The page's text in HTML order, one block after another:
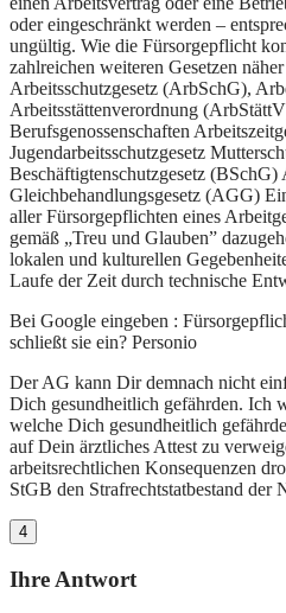
oder eingeschränkt werden –
ungültig. Wie die Fürsorgepflicht
zahlreichen weiteren Gesetzen
Arbeitsschutzgesetz (ArbSchG),
Arbeitsstättenverordnung
Berufsgenossenschaften
Jugendarbeitsschutzgesetz
Beschäftigtenschutzgesetz (BSchG)
Gleichbehandlungsgesetz (AGG)
aller Fürsorgepflichten eines
gemäß „Treu und Glauben”
lokalen und kulturellen
Laufe der Zeit durch technische
Bei Google eingeben :
schließt sie ein? Personio
Der AG kann Dir demnach nicht
Dich gesundheitlich gefährden. Ich
welche Dich gesundheitlich
auf Dein ärztliches Attest zu
arbeitsrechtlichen Konsequenzen
StGB den Strafrechtstatbestand der
4
Ihre Antwort